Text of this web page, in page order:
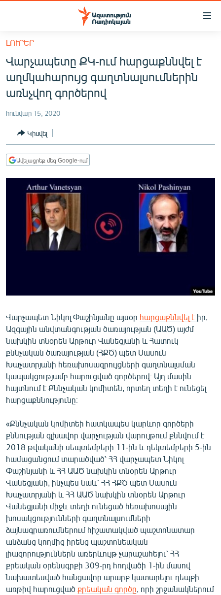
Մատչելիության
հիմնական
բովանդակությանը
հիմնական
մենյուին
ՀԱՅԱՍՏԱՆ
ՔԱՂԱՔԱԿԱՆ
ՀԱՍԱՐԱԿՈՒԹՅՈՒՆ
ՏՆՏԵՍՈՒԹՅՈՒՆ
ՂԱՐԱԲԱՂ
ՊԱՏԵՐԱԶՄԻ 6 ՇԱԲԱԹՆԵՐԸ
ՏԱՐԱԾԱՇՐՋԱՆ
ՄԻՋԱԶԳԱՅԻՆ
ՄՇԱԿՈՒՅԹ
ԿՈՐՈՆԱՎԻՐՈՒՍ
ԱՐԽԻՎ
ՏԵՍԱՆՅՈՒԹԵՐ
ԲԱՆԱՎԵՃ
ՁԳՏԵԼՈՎ ԼԱՎԱԳՈՒՅՆԻՆ
ՓՈԴՔԱՍԹ
Հայերեն
English
Русский
ՀԵՏԵՎԵՔ ՄԵԶ
«Ազատության» բոլոր կայքերը
ԼՈՒՐԵՐ
Վարչապետը ՔԿ-ում հարցաքննվել է
աղմկահարույց գաղտնալսումներին
առնչվող գործերով
հունվար 15, 2020
Կիսվել
Ավելացրեք մեզ Google-ում
Վարչապետ Նիկոլ Փաշինյանը այսօր հարցաքննվել է իր,
Ազգային անվտանգության ծառայության (ԱԱԾ) այժմ
նախկին տնօրեն Արթուր Վանեցյանի և Հատուկ
քննչական ծառայության (ՀՔԾ) պետ Սասուն
Խաչատրյանի հեռախոսազրույցների գաղտնալսման
կապակցությամբ հարուցված գործերով։ Այդ մասին
հայտնում է Քննչական կոմիտեն, որտեղ տեղի է ունեցել
հարցաքննությունը։
«Քննչական կոմիտեի հատկապես կարևոր գործերի
քննության գլխավոր վարչության վարույթում քննվում է
2018 թվականի սեպտեմբերի 11-ին և դեկտեմբերի 5-ին
համացանցում տարածված՝ ՀՀ վարչապետ Նիկոլ
Փաշինյանի և ՀՀ ԱԱԾ նախկին տնօրեն Արթուր
Վանեցյանի, ինչպես նաև՝ ՀՀ ՀՔԾ պետ Սասուն
Խաչատրյանի և ՀՀ ԱԱԾ նախկին տնօրեն Արթուր
Վանեցյանի միջև տեղի ունեցած հեռախոսային
խոսակցությունների գաղտնալսումների
ձայնագրառումներում հիշատակված պաշտոնատար
անձանց կողմից իրենց պաշտոնեական
լիազորություններն առերևույթ չարաշահելու՝ ՀՀ
քրեական օրենսգրքի 309-րդ հոդվածի 1-ին մասով
նախատեսված հանցավոր արարք կատարելու դեպքի
առթիվ հարուցված քրեական գործը , որի շրջանակներում